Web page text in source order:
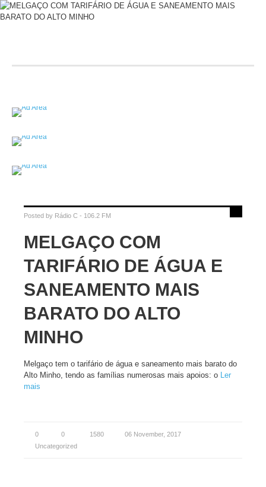
Posted by Rádio C - 106.2 FM
MELGAÇO COM
TARIFÁRIO DE ÁGUA E
SANEAMENTO MAIS
BARATO DO ALTO
MINHO
Melgaço tem o tarifário de água e saneamento mais barato do
Alto Minho, tendo as famílias numerosas mais apoios: o Ler
mais
0 0 1580
06 November, 2017
Uncategorized